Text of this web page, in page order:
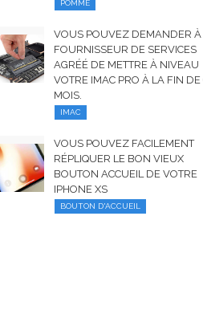
POMME
VOUS POUVEZ DEMANDER
FOURNISSEUR DE SERVICES
AGRÉÉ DE METTRE À NIVEAU
VOTRE IMAC PRO À LA FIN DE
MOIS.
IMAC
VOUS POUVEZ FACILEMENT
RÉPLIQUER LE BON VIEUX
BOUTON ACCUEIL DE VOTRE
IPHONE XS
BOUTON D'ACCUEIL